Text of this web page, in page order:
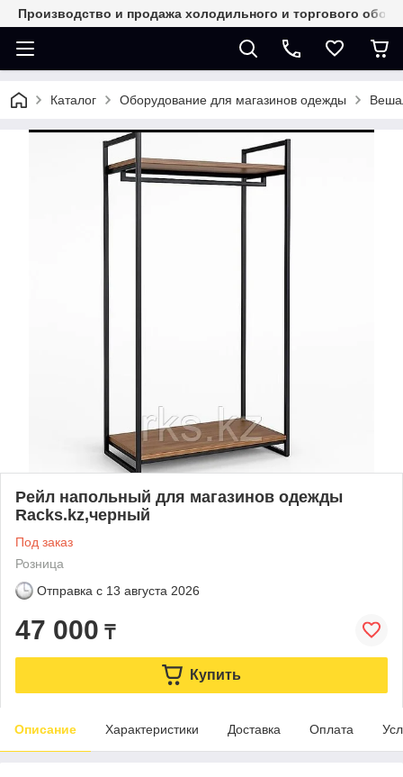
Производство и продажа холодильного и торгового
Каталог Оборудование для магазинов одежды
Рейл напольный для магазинов одежды
Racks.kz,черный
Под заказ
Розница
Отправка с 13 августа 2026
47 000 ₸
Купить
Описание Характеристики Доставка Оплата